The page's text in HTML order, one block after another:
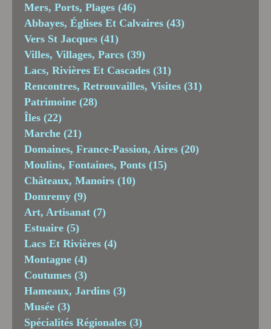
Mers, Ports, Plages (46)
Abbayes, Églises Et Calvaires (43)
Vers St Jacques (41)
Villes, Villages, Parcs (39)
Lacs, Rivières Et Cascades (31)
Rencontres, Retrouvailles, Visites (31)
Patrimoine (28)
Îles (22)
Marche (21)
Domaines, France-Passion, Aires (20)
Moulins, Fontaines, Ponts (15)
Châteaux, Manoirs (10)
Domremy (9)
Art, Artisanat (7)
Estuaire (5)
Lacs Et Rivières (4)
Montagne (4)
Coutumes (3)
Hameaux, Jardins (3)
Musée (3)
Spécialités Régionales (3)